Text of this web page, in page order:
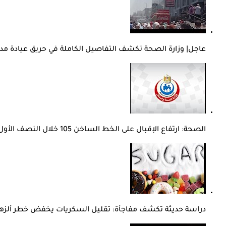
عاجل| وزارة الصحة تكشف التفاصيل الكاملة في حريق عيادة
الصحة: ارتفاع الإقبال على الخط الساخن 105 خلال النصف الأول من 2026
دراسة حديثة تكشف مفاجأة: تقليل السكريات يخفض خطر